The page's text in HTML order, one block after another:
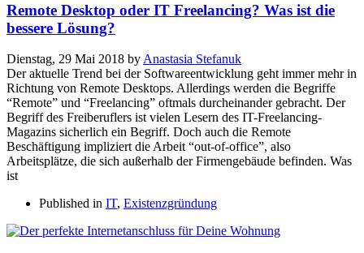
Remote Desktop oder IT Freelancing? Was ist die
bessere Lösung?
Dienstag, 29 Mai 2018 by Anastasia Stefanuk
Der aktuelle Trend bei der Softwareentwicklung geht immer mehr in
Richtung von Remote Desktops. Allerdings werden die Begriffe
“Remote” und “Freelancing” oftmals durcheinander gebracht. Der
Begriff des Freiberuflers ist vielen Lesern des IT-Freelancing-
Magazins sicherlich ein Begriff. Doch auch die Remote
Beschäftigung impliziert die Arbeit “out-of-office”, also
Arbeitsplätze, die sich außerhalb der Firmengebäude befinden. Was
ist
Published in IT, Existenzgründung